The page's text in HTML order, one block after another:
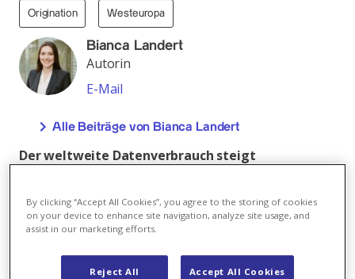
Origination Westeuropa
Bianca Landert
Autorin
E-Mail
Alle Beiträge von Bianca Landert
Der weltweite Datenverbrauch steigt
Intelligenz, GPU-as-a-Service (Siehe Infobox) und
Cloud-Diensten für Unternehmen. Doch während
Wachstum auch eine erhebliche Herausforderung
By clicking “Accept All Cookies”, you agree to the storing of cookies
on your device to enhance site navigation, analyze site usage, and
assist in our marketing efforts.
Reject All Accept All Cookies